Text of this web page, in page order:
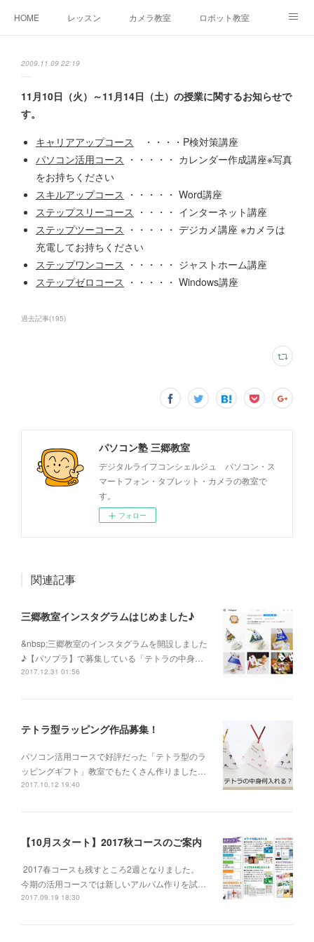
HOME レッスン カメラ教室 ロボット教室
2009.11.09 22:19
11月10日（火）～11月14日（土）の授業に関するお知らせで
す。
キャリアアップコース ・・・・P検対策講座
パソコン活用コース ・・・・・ カレンダー作成講座※写真
をお持ちください
スキルアップコース ・・・・・ Word講座
ステップスリーコース ・・・・ インターネット講座
ステップツーコース ・・・・・ デジカメ講座 ※カメラは
充電してお持ちください
ステップワンコース ・・・・・ ジャストホーム講座
ステップゼロコース ・・・・・ Windows講座
過去記事(195)
パソコン塾 三郷教室
デジタルライフコンシェルジュ パソコン・ス
マートフォン・タブレット・カメラの教室で
す。
フォロー
関連記事
三郷教室インスタグラムはじめました♪
&nbsp;三郷教室のインスタグラムを開設しました
♪【パソプラ】で募集している「テトラの中身…
2017.12.31 01:56
テトラ型ラッピング作品募集！
パソコン活用コースで好評だった「テトラ型のラ
ッピングギフト」教室でもたくさん作りました…
2017.10.12 19:40
【10月スタート】2017秋コースのご案内
2017春コースも残すところ2週となりました。
今期の活用コースでは新しいアルバム作りを試…
2017.09.19 18:30